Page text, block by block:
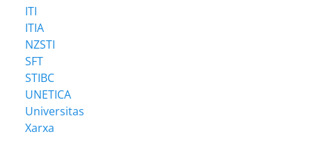
ITI
ITIA
NZSTI
SFT
STIBC
UNETICA
Universitas
Xarxa